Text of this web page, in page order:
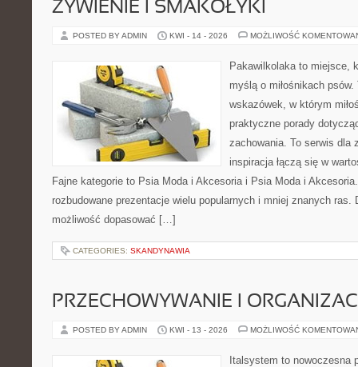
ŻYWIENIE I SMAKOŁYKI
POSTED BY ADMIN KWI - 14 - 2026 MOŻLIWOŚĆ
Pakawilkolaka to miejsce,
myślą o miłośnikach
wskazówek, w którym
praktyczne porady
zachowania. To serwis dla
inspiracja łączą się w
Fajne kategorie to Psia Moda i Akcesoria i Psia Moda i
rozbudowane prezentacje wielu popularnych i mniej znanych
możliwość dopasować […]
CATEGORIES: SKANDYNAWIA
PRZECHOWYWANIE I
POSTED BY ADMIN KWI - 13 - 2026 MOŻLIWOŚĆ
Italsystem to nowoczesna